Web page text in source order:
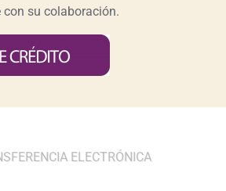
con su colaboración.
ELECTRÓNICA